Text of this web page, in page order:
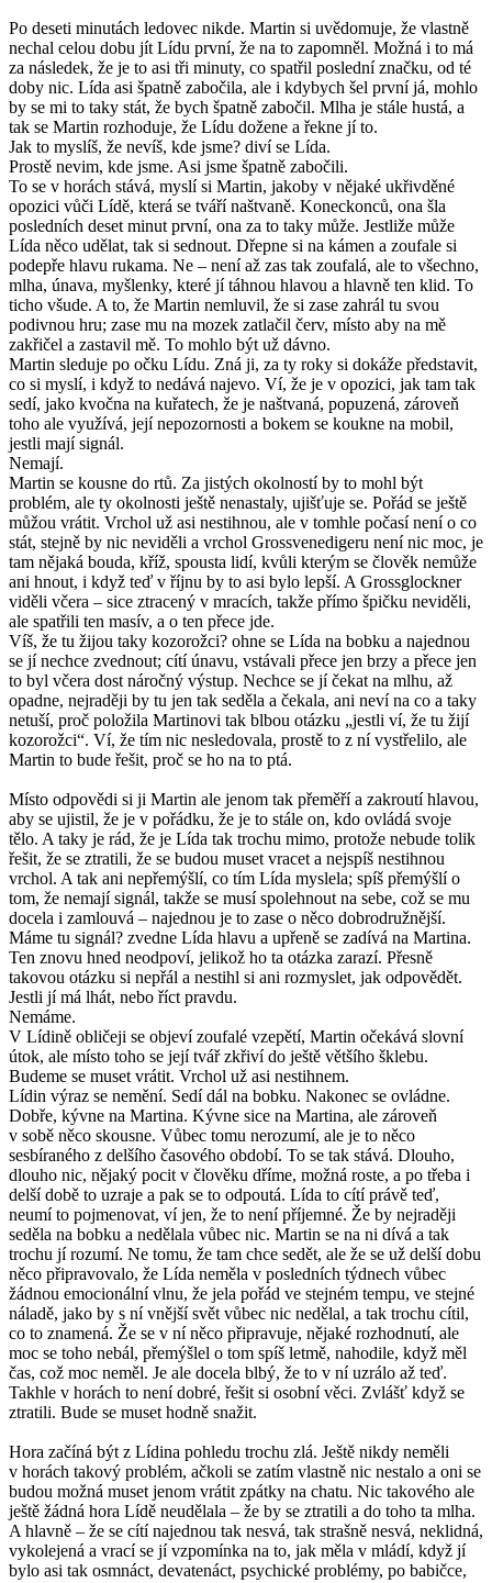
Po deseti minutách ledovec nikde. Martin si uvědomuje, že vlastně
nechal celou dobu jít Lídu první, že na to zapomněl. Možná i to má
za následek, že je to asi tři minuty, co spatřil poslední značku, od té
doby nic. Lída asi špatně zabočila, ale i kdybych šel první já, mohlo
by se mi to taky stát, že bych špatně zabočil. Mlha je stále hustá, a
tak se Martin rozhoduje, že Lídu dožene a řekne jí to.
Jak to myslíš, že nevíš, kde jsme? diví se Lída.
Prostě nevim, kde jsme. Asi jsme špatně zabočili.
To se v horách stává, myslí si Martin, jakoby v nějaké ukřivděné
opozici vůči Lídě, která se tváří naštvaně. Koneckonců, ona šla
posledních deset minut první, ona za to taky může. Jestliže může
Lída něco udělat, tak si sednout. Dřepne si na kámen a zoufale si
podepře hlavu rukama. Ne – není až zas tak zoufalá, ale to všechno,
mlha, únava, myšlenky, které jí táhnou hlavou a hlavně ten klid. To
ticho všude. A to, že Martin nemluvil, že si zase zahrál tu svou
podivnou hru; zase mu na mozek zatlačil červ, místo aby na mě
zakřičel a zastavil mě. To mohlo být už dávno.
Martin sleduje po očku Lídu. Zná ji, za ty roky si dokáže představit,
co si myslí, i když to nedává najevo. Ví, že je v opozici, jak tam tak
sedí, jako kvočna na kuřatech, že je naštvaná, popuzená, zároveň
toho ale využívá, její nepozornosti a bokem se koukne na mobil,
jestli mají signál.
Nemají.
Martin se kousne do rtů. Za jistých okolností by to mohl být
problém, ale ty okolnosti ještě nenastaly, ujišťuje se. Pořád se ještě
můžou vrátit. Vrchol už asi nestihnou, ale v tomhle počasí není o co
stát, stejně by nic neviděli a vrchol Grossvenedigeru není nic moc, je
tam nějaká bouda, kříž, spousta lidí, kvůli kterým se člověk nemůže
ani hnout, i když teď v říjnu by to asi bylo lepší. A Grossglockner
viděli včera – sice ztracený v mracích, takže přímo špičku neviděli,
ale spatřili ten masív, a o ten přece jde.
Víš, že tu žijou taky kozorožci? ohne se Lída na bobku a najednou
se jí nechce zvednout; cítí únavu, vstávali přece jen brzy a přece jen
to byl včera dost náročný výstup. Nechce se jí čekat na mlhu, až
opadne, nejraději by tu jen tak seděla a čekala, ani neví na co a taky
netuší, proč položila Martinovi tak blbou otázku „jestli ví, že tu žijí
kozorožci“. Ví, že tím nic nesledovala, prostě to z ní vystřelilo, ale
Martin to bude řešit, proč se ho na to ptá.
Místo odpovědi si ji Martin ale jenom tak přeměří a zakroutí hlavou,
aby se ujistil, že je v pořádku, že je to stále on, kdo ovládá svoje
tělo. A taky je rád, že je Lída tak trochu mimo, protože nebude tolik
řešit, že se ztratili, že se budou muset vracet a nejspíš nestihnou
vrchol. A tak ani nepřemýšlí, co tím Lída myslela; spíš přemýšlí o
tom, že nemají signál, takže se musí spolehnout na sebe, což se mu
docela i zamlouvá – najednou je to zase o něco dobrodružnější.
Máme tu signál? zvedne Lída hlavu a upřeně se zadívá na Martina.
Ten znovu hned neodpoví, jelikož ho ta otázka zarazí. Přesně
takovou otázku si nepřál a nestihl si ani rozmyslet, jak odpovědět.
Jestli jí má lhát, nebo říct pravdu.
Nemáme.
V Lídině obličeji se objeví zoufalé vzepětí, Martin očekává slovní
útok, ale místo toho se její tvář zkřiví do ještě většího šklebu.
Budeme se muset vrátit. Vrchol už asi nestihnem.
Lídin výraz se nemění. Sedí dál na bobku. Nakonec se ovládne.
Dobře, kývne na Martina. Kývne sice na Martina, ale zároveň
v sobě něco skousne. Vůbec tomu nerozumí, ale je to něco
sesbíraného z delšího časového období. To se tak stává. Dlouho,
dlouho nic, nějaký pocit v člověku dříme, možná roste, a po třeba i
delší době to uzraje a pak se to odpoutá. Lída to cítí právě teď,
neumí to pojmenovat, ví jen, že to není příjemné. Že by nejraději
seděla na bobku a nedělala vůbec nic. Martin se na ni dívá a tak
trochu jí rozumí. Ne tomu, že tam chce sedět, ale že se už delší dobu
něco připravovalo, že Lída neměla v posledních týdnech vůbec
žádnou emocionální vlnu, že jela pořád ve stejném tempu, ve stejné
náladě, jako by s ní vnější svět vůbec nic nedělal, a tak trochu cítil,
co to znamená. Že se v ní něco připravuje, nějaké rozhodnutí, ale
moc se toho nebál, přemýšlel o tom spíš letmě, nahodile, když měl
čas, což moc neměl. Je ale docela blbý, že to v ní uzrálo až teď.
Takhle v horách to není dobré, řešit si osobní věci. Zvlášť když se
ztratili. Bude se muset hodně snažit.
Hora začíná být z Lídina pohledu trochu zlá. Ještě nikdy neměli
v horách takový problém, ačkoli se zatím vlastně nic nestalo a oni se
budou možná muset jenom vrátit zpátky na chatu. Nic takového ale
ještě žádná hora Lídě neudělala – že by se ztratili a do toho ta mlha.
A hlavně – že se cítí najednou tak nesvá, tak strašně nesvá, neklidná,
vykolejená a vrací se jí vzpomínka na to, jak měla v mládí, když jí
bylo asi tak osmnáct, devatenáct, psychické problémy, po babičce,